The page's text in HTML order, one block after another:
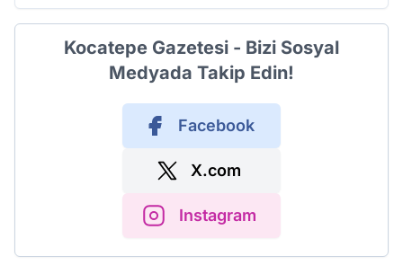
Kocatepe Gazetesi - Bizi Sosyal
Medyada Takip Edin!
Facebook
X.com
Instagram